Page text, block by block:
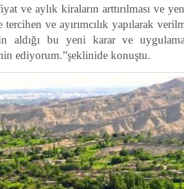
ve aylık kiraların arttırılması ve
ve ayırımcılık yapılarak
aldığı bu yeni karar ve
ediyorum.”şeklinide konuştu.